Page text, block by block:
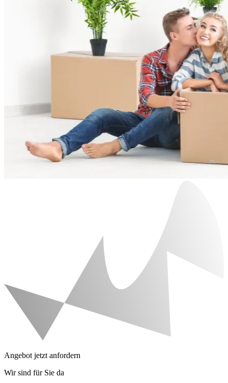
Angebot jetzt anfordern
Wir sind für Sie da